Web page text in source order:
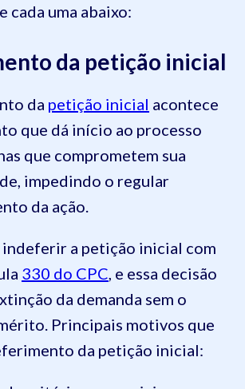
cada uma abaixo:
da petição inicial
da petição inicial acontece
que dá início ao processo
que comprometem sua
impedindo o regular
da ação.
indeferir a petição inicial com
330 do CPC , e essa decisão
da demanda sem o
Principais motivos que
da petição inicial: